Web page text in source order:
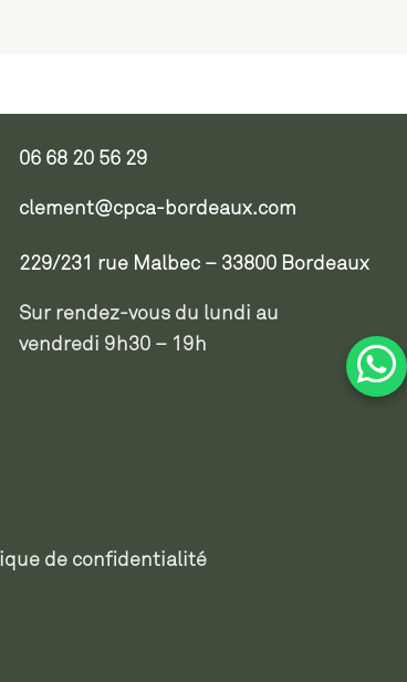
06 68 20 56 29
clement@cpca-bordeaux.com
229/231 rue Malbec – 33800 Bordeaux
Sur rendez-vous du lundi au
vendredi 9h30 – 19h
de confidentialité